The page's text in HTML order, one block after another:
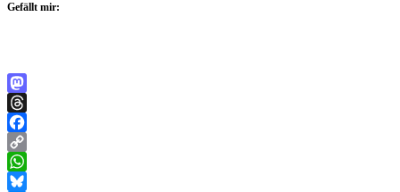
Gefällt mir:
Mastodon
Threads
Facebook
Copy
Link
WhatsApp